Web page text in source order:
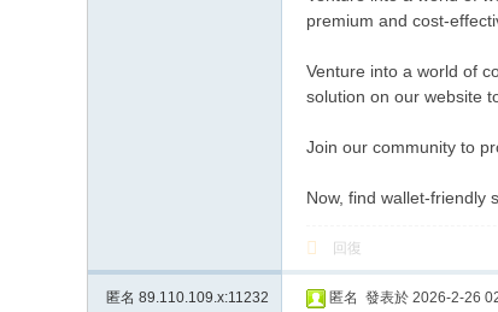
premium and cost-
Venture into a world of
solution on our website
Join our community to
Now, find wallet-friendly
回復
匿名 89.110.109.x:11232 匿名 發表於 2026-2-26